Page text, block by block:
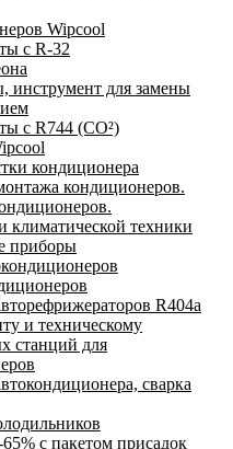
Wipcool
с R-32
инструмент для замены
с R744 (CO²)
кондиционера
кондиционеров.
техники
приборы
R404a
и техническому
станций для
сварка
с пакетом присадок